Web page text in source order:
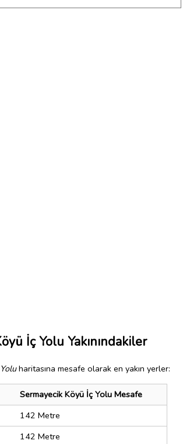
İç Yolu Yakınındakiler
haritasına mesafe olarak en yakın yerler:
Sermayecik Köyü İç Yolu Mesafe
142 Metre
142 Metre